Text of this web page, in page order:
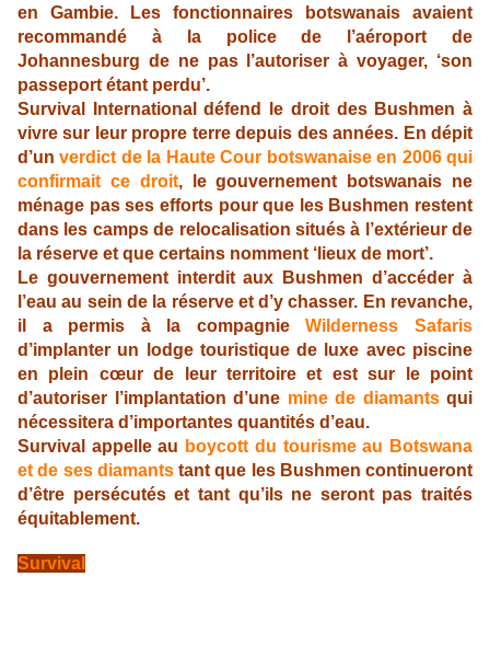
en Gambie. Les fonctionnaires botswanais avaient
recommandé à la police de l’aéroport de
Johannesburg de ne pas l’autoriser à voyager, ‘son
passeport étant perdu’.
Survival International défend le droit des Bushmen à
vivre sur leur propre terre depuis des années. En dépit
d’unverdict de la Haute Cour botswanaise en 2006 qui
confirmait ce droit, le gouvernement botswanais ne
ménage pas ses efforts pour que les Bushmen restent
dans les camps de relocalisation situés à l’extérieur de
la réserve et que certains nomment ‘lieux de mort’.
Le gouvernement interdit aux Bushmen d’accéder à
l’eau au sein de la réserve et d’y chasser. En revanche,
il a permis à la compagnieWilderness Safaris
d’implanter un lodge touristique de luxe avec piscine
en plein cœur de leur territoire et est sur le point
d’autoriser l’implantation d’une mine de diamantsqui
nécessitera d’importantes quantités d’eau.
Survival appelle au boycott du tourisme au Botswana
et de ses diamantstant que les Bushmen continueront
d’être persécutés et tant qu’ils ne seront pas traités
équitablement.
Survival